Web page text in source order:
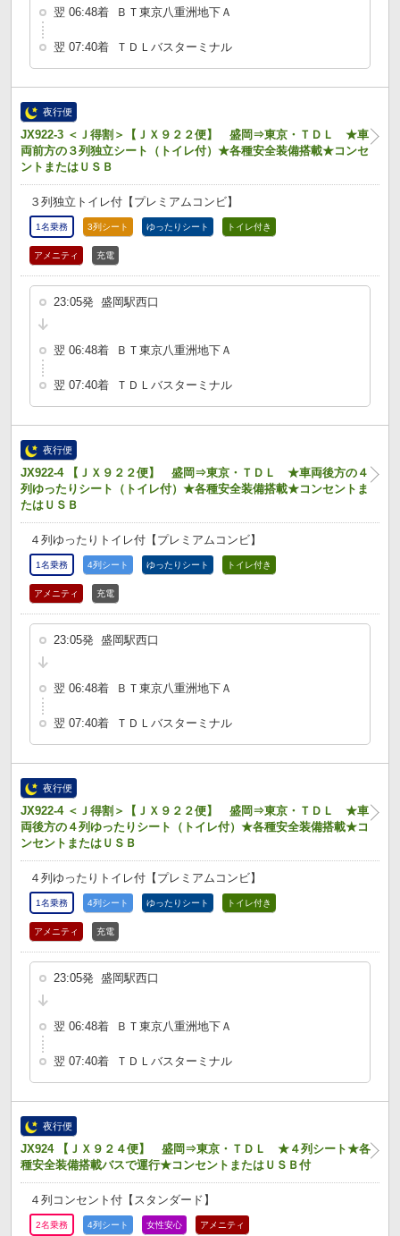
翌 06:48着 ＢＴ東京八重洲地下Ａ
翌 07:40着 ＴＤＬバスターミナル
夜行便
JX922-3 ＜Ｊ得割＞【ＪＸ９２２便】 盛岡⇒東京・ＴＤＬ ★車
両前方の３列独立シート（トイレ付）★各種安全装備搭載★コンセ
ントまたはＵＳＢ
３列独立トイレ付【プレミアムコンビ】
1名乗務 3列シート ゆったりシート トイレ付き
アメニティ 充電
23:05発 盛岡駅西口
翌 06:48着 ＢＴ東京八重洲地下Ａ
翌 07:40着 ＴＤＬバスターミナル
夜行便
JX922-4 【ＪＸ９２２便】 盛岡⇒東京・ＴＤＬ ★車両後方の４
列ゆったりシート（トイレ付）★各種安全装備搭載★コンセントま
たはＵＳＢ
４列ゆったりトイレ付【プレミアムコンビ】
1名乗務 4列シート ゆったりシート トイレ付き
アメニティ 充電
23:05発 盛岡駅西口
翌 06:48着 ＢＴ東京八重洲地下Ａ
翌 07:40着 ＴＤＬバスターミナル
夜行便
JX922-4 ＜Ｊ得割＞【ＪＸ９２２便】 盛岡⇒東京・ＴＤＬ ★車
両後方の４列ゆったりシート（トイレ付）★各種安全装備搭載★コ
ンセントまたはＵＳＢ
４列ゆったりトイレ付【プレミアムコンビ】
1名乗務 4列シート ゆったりシート トイレ付き
アメニティ 充電
23:05発 盛岡駅西口
翌 06:48着 ＢＴ東京八重洲地下Ａ
翌 07:40着 ＴＤＬバスターミナル
夜行便
JX924 【ＪＸ９２４便】 盛岡⇒東京・ＴＤＬ ★４列シート★各
種安全装備搭載バスで運行★コンセントまたはＵＳＢ付
４列コンセント付【スタンダード】
2名乗務 4列シート 女性安心 アメニティ